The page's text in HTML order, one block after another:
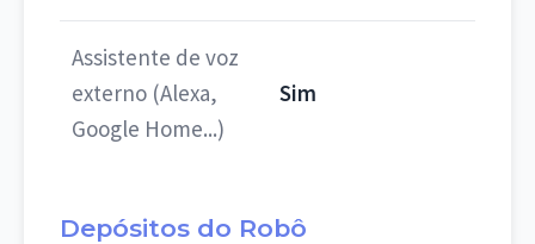
Assistente de voz
externo (Alexa,
Google Home...)
Sim
Depósitos do Robô